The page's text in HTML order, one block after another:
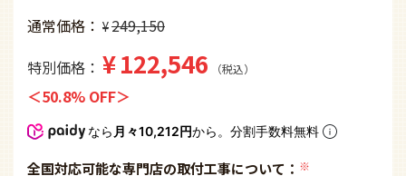
通常価格 ¥249,150
特別価格
¥122,546 税込
50.8% OFF
なら 月々10,212円から。分割手数料無料
全国対応可能な専門店の取付工事について：